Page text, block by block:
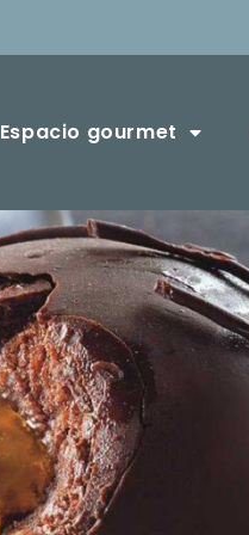
Espacio gourmet